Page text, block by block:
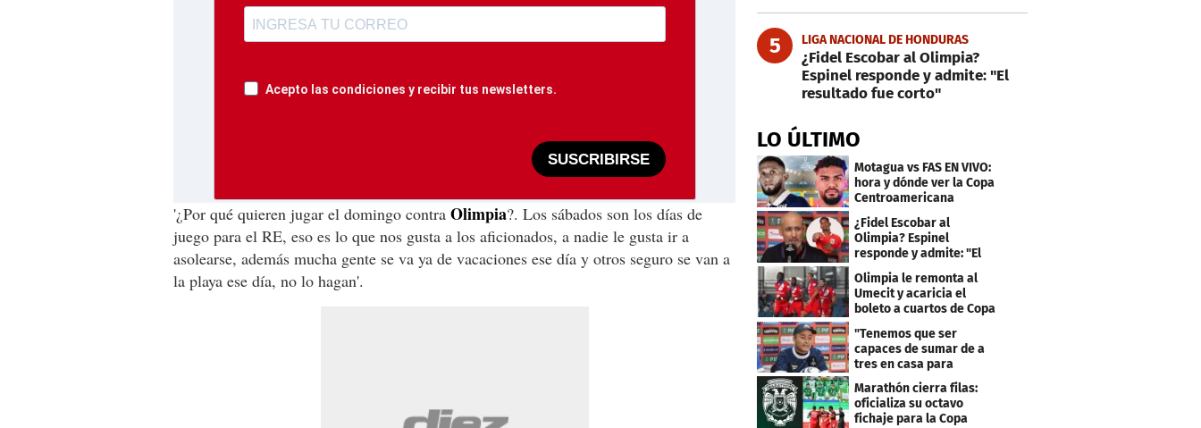
Acepto las condiciones y recibir tus newsletters.
SUSCRIBIRSE
'¿Por qué quieren jugar el domingo contra Olimpia?. Los sábados son los días de
juego para el RE, eso es lo que nos gusta a los aficionados, a nadie le gusta ir a
asolearse, además mucha gente se va ya de vacaciones ese día y otros seguro se van a
la playa ese día, no lo hagan'.
5 LIGA NACIONAL DE HONDURAS
¿Fidel Escobar al Olimpia?
Espinel responde y admite: "El
resultado fue corto"
LO ÚLTIMO
Motagua vs FAS EN VIVO:
hora y dónde ver la Copa
Centroamericana
¿Fidel Escobar al
Olimpia? Espinel
responde y admite: "El
resultado fue corto"
Olimpia le remonta al
Umecit y acaricia el
boleto a cuartos de Copa
"Tenemos que ser
capaces de sumar de a
tres en casa para
asegurar la
clasificación"
Marathón cierra filas:
oficializa su octavo
fichaje para la Copa